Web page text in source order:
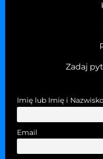
Zadaj
Imię lub Imię i
Email